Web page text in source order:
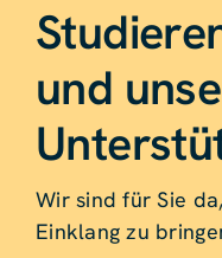
und
Wir sind für Sie
Einklang zu